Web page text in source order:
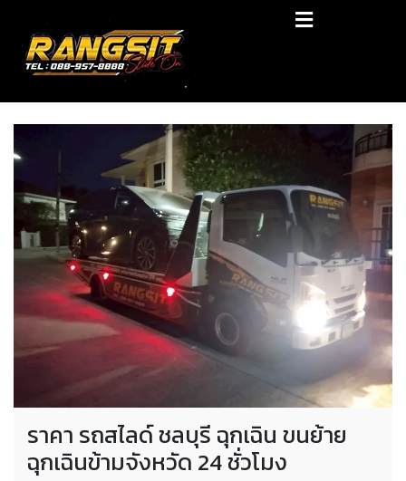
content
RANGSIT SlideON
รถยก168 รถสไลด์รังสิต รถสไลด์ ราคาถูก
ราคา รถสไลด์ ชลบุรี ฉุกเฉิน ขนย้าย
ฉุกเฉินข้ามจังหวัด 24 ชั่วโมง